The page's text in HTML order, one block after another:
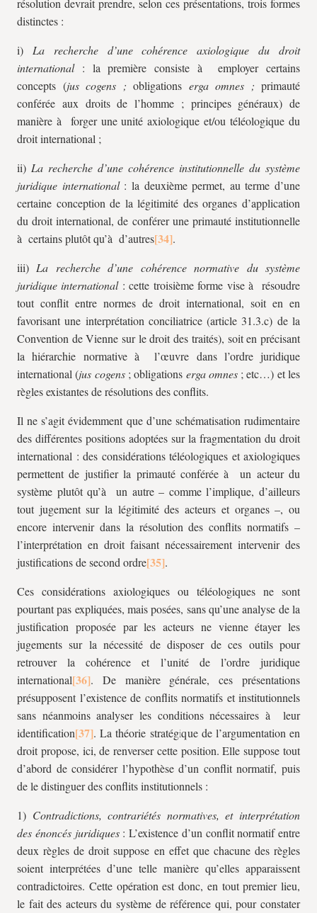
résolution devrait prendre, selon ces présentations, trois formes
distinctes :
i) La recherche d’une cohérence axiologique du droit
international: la première consiste à employer certains
concepts (jus cogens ; obligations erga omnes ; primauté
conférée aux droits de l’homme ; principes généraux) de
manière à forger une unité axiologique et/ou téléologique du
droit international ;
ii) La recherche d’une cohérence institutionnelle du système
juridique international: la deuxième permet, au terme d’une
certaine conception de la légitimité des organes d’application
du droit international, de conférer une primauté institutionnelle
à certains plutôt qu’à d’autres
.
iii) La recherche d’une cohérence normative du système
juridique international: cette troisième forme vise à résoudre
tout conflit entre normes de droit international, soit en en
favorisant une interprétation conciliatrice (article 31.3.c) de la
Convention de Vienne sur le droit des traités), soit en précisant
la hiérarchie normative à l’œuvre dans l’ordre juridique
international (jus cogens ; obligations erga omnes ; etc…) et les
règles existantes de résolutions des conflits.
Il ne s’agit évidemment que d’une schématisation rudimentaire
des différentes positions adoptées sur la fragmentation du droit
international : des considérations téléologiques et axiologiques
permettent de justifier la primauté conférée à un acteur du
système plutôt qu’à un autre – comme l’implique, d’ailleurs
tout jugement sur la légitimité des acteurs et organes –, ou
encore intervenir dans la résolution des conflits normatifs –
l’interprétation en droit faisant nécessairement intervenir des
justifications de second ordre
.
Ces considérations axiologiques ou téléologiques ne sont
pourtant pas expliquées, mais posées, sans qu’une analyse de la
justification proposée par les acteurs ne vienne étayer les
jugements sur la nécessité de disposer de ces outils pour
retrouver la cohérence et l’unité de l’ordre juridique
international
. De manière générale, ces présentations
présupposent l’existence de conflits normatifs et institutionnels
sans néanmoins analyser les conditions nécessaires à leur
identification
. La théorie stratégique de l’argumentation en
droit propose, ici, de renverser cette position. Elle suppose tout
d’abord de considérer l’hypothèse d’un conflit normatif, puis
de le distinguer des conflits institutionnels :
1) Contradictions, contrariétés normatives, et interprétation
des énoncés juridiques : L’existence d’un conflit normatif entre
deux règles de droit suppose en effet que chacune des règles
soient interprétées d’une telle manière qu’elles apparaissent
contradictoires. Cette opération est donc, en tout premier lieu,
le fait des acteurs du système de référence qui, pour constater